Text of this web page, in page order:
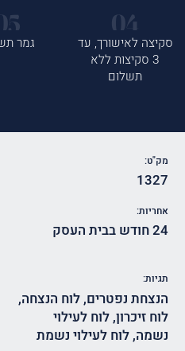
סקיצה לאישורך, עד
3 סקיצות ללא
תשלום
גמר
מק"ט:
1327
אחריות:
24 חודש בבית העסק
תגיות:
הנצחת נפטרים, לוח הנצחה,
לוח זיכרון, לוח לעילוי
נשמה, לוח לעילוי נשמת